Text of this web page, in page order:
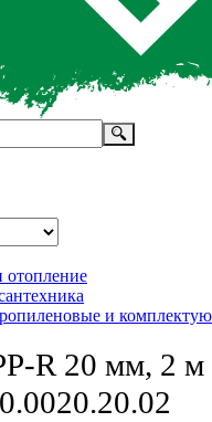
отопление
и
R 20 мм, 2 м